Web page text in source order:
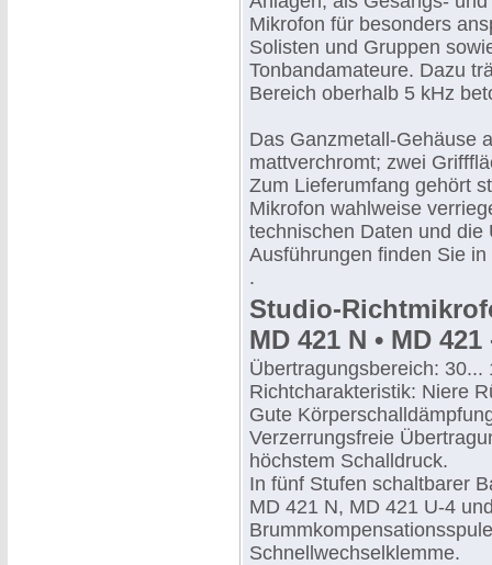
Mikrofon für besonders
Solisten und Gruppen
Tonbandamateure. Dazu
Bereich oberhalb 5 kHz
Das Ganzmetall-Gehäuse
mattverchromt; zwei
Zum Lieferumfang gehört
Mikrofon wahlweise
technischen Daten und
Ausführungen finden Sie
.
Studio-
MD 421 N • MD
Übertragungsbereich: 30...
Richtcharakteristik: Niere
Gute
Verzerrungsfreie
höchstem Schalldruck.
In fünf Stufen schaltbarer
MD 421 N, MD 421 U-4
Schnellwechselklemme.